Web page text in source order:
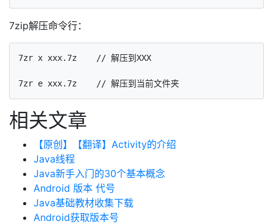
7zip解压命令行：
7zr x xxx.7z    // 解压到XXX
相关文章
【原创】【翻译】Activity的介绍
Java线程
Java新手入门的30个基本概念
Android 版本 代号
Java基础教材收集下载
Android获取版本号